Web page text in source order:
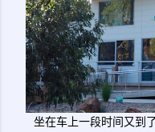
坐在车上一段时间又到